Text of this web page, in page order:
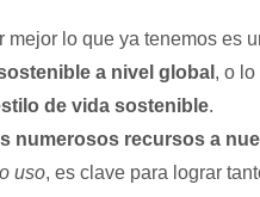
mejor lo que ya tenemos es
a nivel global , o lo
de vida sostenible.
numerosos recursos a
uso, es clave para lograr